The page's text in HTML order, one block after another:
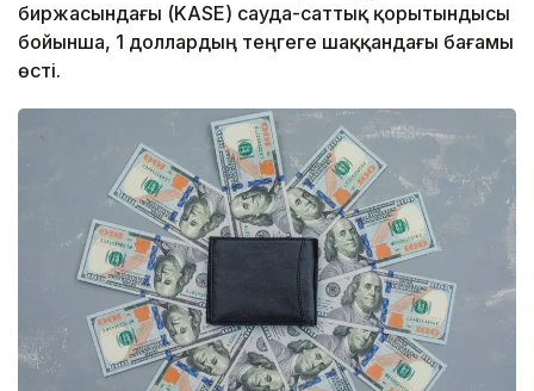
биржасындағы (KASE) сауда-саттық қорытындысы
бойынша, 1 доллардың теңгеге шаққандағы бағамы
өсті.